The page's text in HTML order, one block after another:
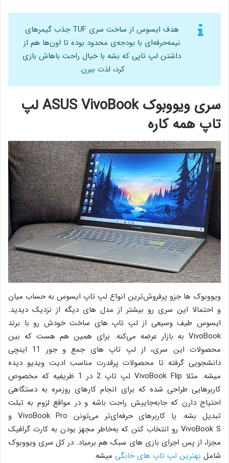
هدف ایسوس از ساخت سری TUF جذب گیمرهای
نیمه‌حرفه‌ای با بودجه‌ی محدود بوده تا اون‌ها هم از
داشتن لپ تاپی که بشه با خیال راحت باهاش بازی
کرد، لذت ببرن.
سری ویووبوک ASUS VivoBook
لپ
تاپ همه کاره
ویووبوک ها جزو پرفروش‌ترین انواع لپ تاپ ایسوس به حساب میان
و احتمالا این سری رو بیشتر از مدل های دیگه از نزدیک دیدید.
ایسوس طیف وسیعی از لپ تاپ های ساخت خودش رو با برند
VivoBook به بازار عرضه می‌کنه. برای همین هم هست که بین
محصولات این سری، از لپ تاپ های جمع و جور 11 اینچی
دانشجویی گرفته تا محصولات پرقدرت مناسب ادیت ویدیو دیده
میشه. مثلا VivoBook Flip لپ تاپ 2 در 1 ظریفیه که مخصوص
کاربرهایی طراحی شده که برای انجام کارهای روزمره به دستگاهی
احتیاج دارن که جابه‌جاییش راحت باشه و در مواقع لزوم به تبلت
تبدیل بشه. یا کاربرهای حرفه‌ای‌تر می‌تونن VivoBook Pro و
VivoBook S رو انتخاب کنن که به‌خاطر مجهز بودن به کارت گرافیک
مجزا، از پس اجرای بازی های سبک هم برمیاد. در کل سری ویووبوک
شامل بهترین لپ تاپ های خانگی میشه.